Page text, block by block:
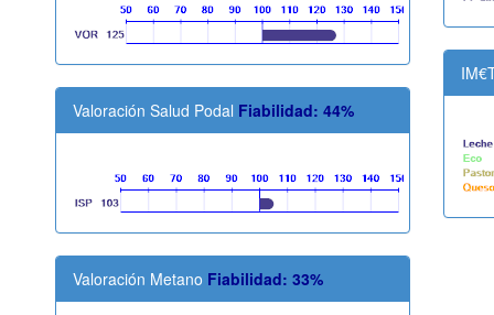
Valoración Salud Podal Fiabilidad: 44%
Valoración Metano Fiabilidad: 33%